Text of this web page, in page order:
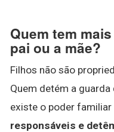
Quem tem
pai ou a mãe?
Filhos não são
Quem detém a
existe o poder familiar
responsáveis e